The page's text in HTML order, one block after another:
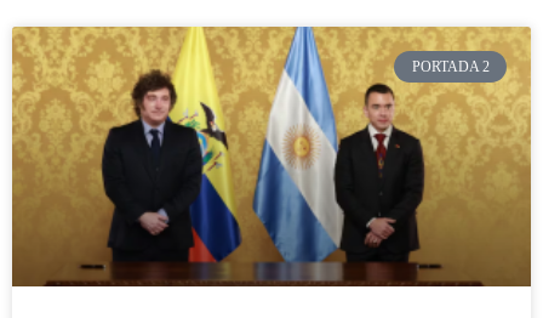
PORTADA 2